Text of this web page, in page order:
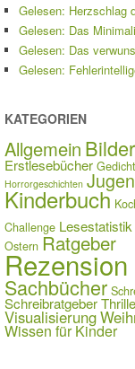
Gelesen: Herzschlag
Gelesen: Das
Gelesen: Das
Gelesen:
KATEGORIEN
Allgemein
Erstlesebücher
Horrorgeschichten
Kinderbuch
Challenge Lesestatistik
Ostern Ratgeber
Rezension
Sachbücher
Schreibratgeber
Visualisierung
Wissen für Kinder